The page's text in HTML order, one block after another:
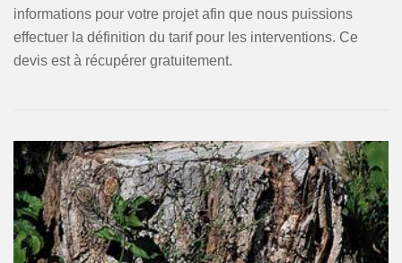
informations pour votre projet afin que nous puissions
effectuer la définition du tarif pour les interventions. Ce
devis est à récupérer gratuitement.